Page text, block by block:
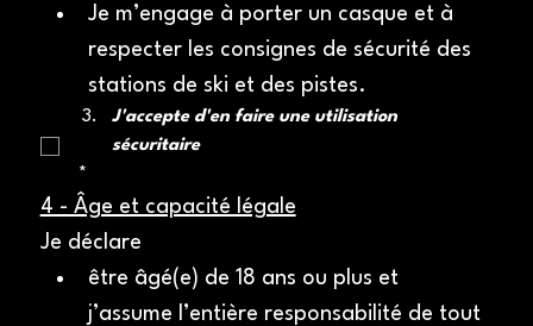
Je m’engage à porter un casque et à
respecter les consignes de sécurité des
stations de ski et des pistes.
J'accepte d'en faire une utilisation
sécuritaire
*
4 - Âge et capacité légale
être âgé(e) de 18 ans ou plus et
j’assume l’entière responsabilité de tout